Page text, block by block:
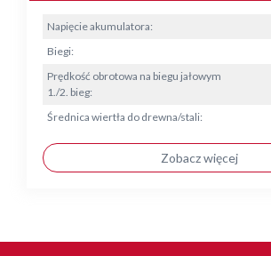
Napięcie akumulatora:
Biegi:
Prędkość obrotowa na biegu jałowym
1./2. bieg:
Średnica wiertła do drewna/stali:
Zobacz więcej